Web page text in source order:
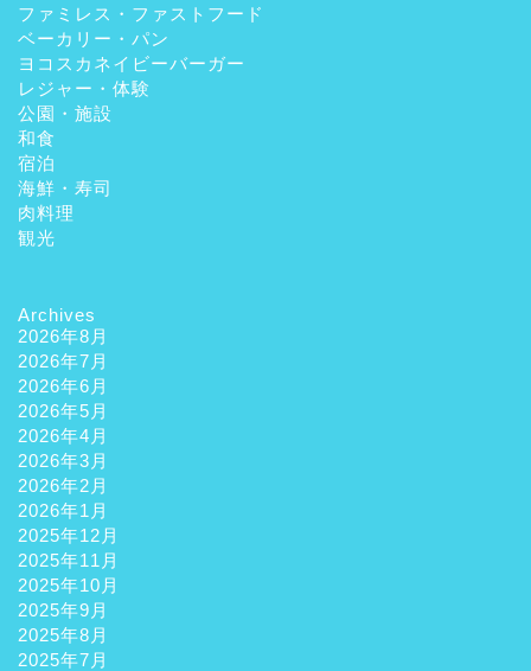
ファミレス・ファストフード
ベーカリー・パン
ヨコスカネイビーバーガー
レジャー・体験
公園・施設
和食
宿泊
海鮮・寿司
肉料理
観光
Archives
2026年8月
2026年7月
2026年6月
2026年5月
2026年4月
2026年3月
2026年2月
2026年1月
2025年12月
2025年11月
2025年10月
2025年9月
2025年8月
2025年7月